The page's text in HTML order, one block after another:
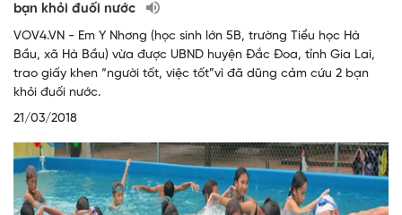
bạn khỏi đuối nước
VOV4.VN - Em Y Nhơng (học sinh lớn 5B, trường Tiểu học Hà
Bầu, xã Hà Bầu) vừa được UBND huyện Đắc Đoa, tỉnh Gia Lai,
trao giấy khen “người tốt, việc tốt”vì đã dũng cảm cứu 2 bạn
khỏi đuối nước.
21/03/2018